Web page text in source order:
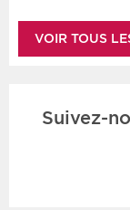
VOIR TOUS
Suivez-